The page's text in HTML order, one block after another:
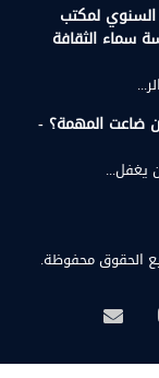
لمكتب
سماء الثقافة
ضاعت المهمة؟ -
يغفل...
انستقرامبريد
همسة